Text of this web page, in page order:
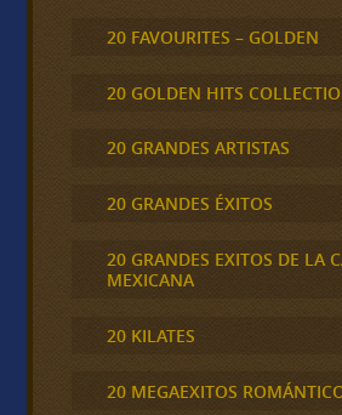
20 FAVOURITES – GOLDEN
20 GOLDEN HITS
20 GRANDES ARTISTAS
20 GRANDES ÉXITOS
20 GRANDES EXITOS DE LA
MEXICANA
20 KILATES
20 MEGAEXITOS